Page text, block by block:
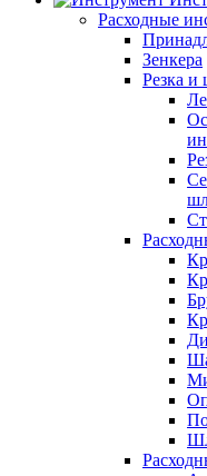
Расходные
Зенкера
Резка и